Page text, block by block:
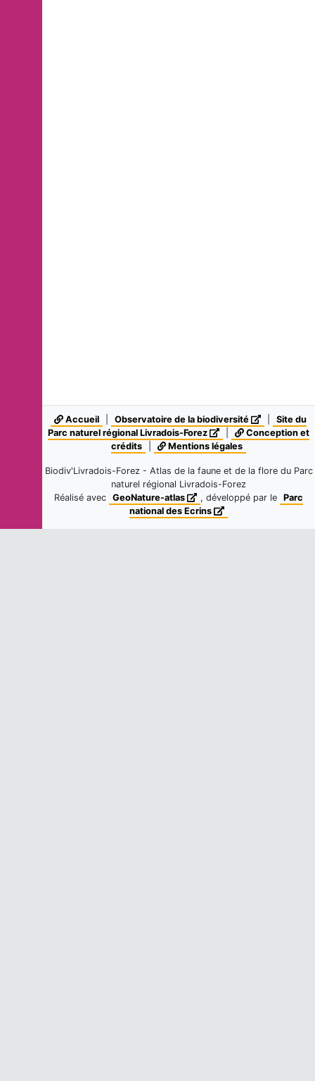
Accueil Observatoire de la biodiversité
Site du
Parc naturel régional Livradois-Forez
Conception et
crédits
Mentions légales
Biodiv'Livradois-Forez - Atlas de la faune et de la flore du Parc
naturel régional Livradois-Forez
Réalisé avec GeoNature-atlas , développé par le
Parc
national des Ecrins